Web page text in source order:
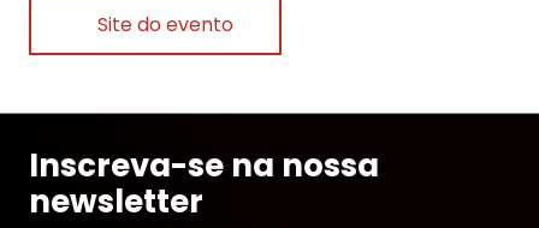
Site do evento
Inscreva-se na nossa
newsletter